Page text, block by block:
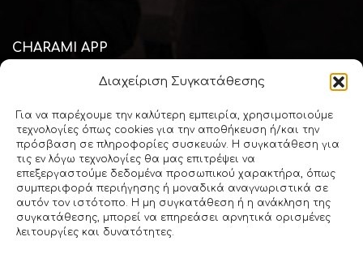
Διαχείριση Συγκατάθεσης
Για να παρέχουμε την καλύτερη εμπειρία, χρησιμοποιούμε
τεχνολογίες όπως cookies για την αποθήκευση ή/και την
πρόσβαση σε πληροφορίες συσκευών. Η συγκατάθεση για
τις εν λόγω τεχνολογίες θα μας επιτρέψει να
επεξεργαστούμε δεδομένα προσωπικού χαρακτήρα, όπως
συμπεριφορά περιήγησης ή μοναδικά αναγνωριστικά σε
αυτόν τον ιστότοπο. Η μη συγκατάθεση ή η ανάκληση της
συγκατάθεσης, μπορεί να επηρεάσει αρνητικά ορισμένες
λειτουργίες και δυνατότητες.
CHARAMI APP
Κατεβάστε την mobile εφαρμογή "Charami SA" και μείνετε
φαρμακείου και της υγείας
Download via
Apple Store
Download via